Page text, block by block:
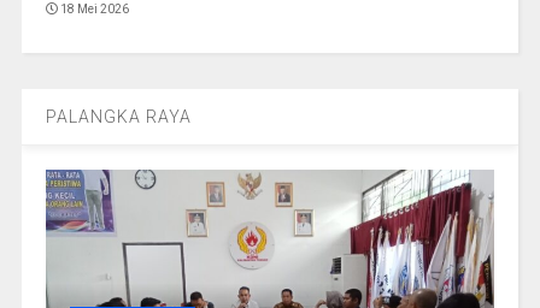
18 Mei 2026
PALANGKA RAYA